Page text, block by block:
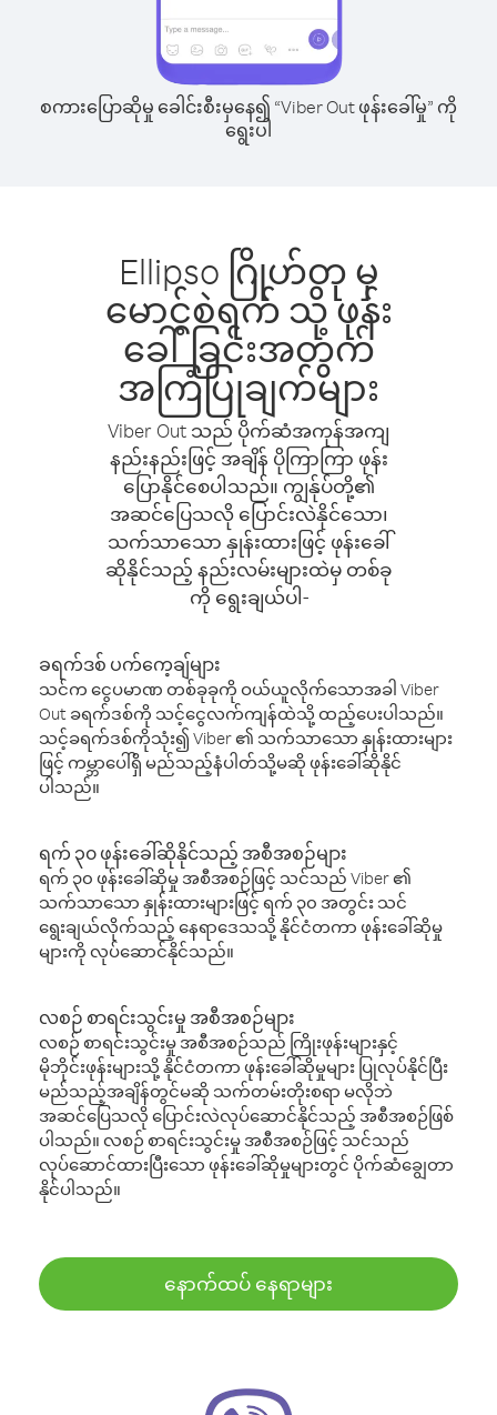
စကားပြောဆိုမှု ခေါင်းစီးမှနေ၍ “Viber Out ဖုန်းခေါ်မှု” ကို
ရွေးပါ
Ellipso ဂြိုဟ်တု မှ
မောင့်စဲရက် သို့ ဖုန်း
ခေါ်ခြင်းအတွက်
အကြံပြုချက်များ
Viber Out သည် ပိုက်ဆံအကုန်အကျ
နည်းနည်းဖြင့် အချိန် ပိုကြာကြာ ဖုန်း
ပြောနိုင်စေပါသည်။ ကျွန်ုပ်တို့၏
အဆင်ပြေသလို ပြောင်းလဲနိုင်သော၊
သက်သာသော နှုန်းထားဖြင့် ဖုန်းခေါ်
ဆိုနိုင်သည့် နည်းလမ်းများထဲမှ တစ်ခု
ကို ရွေးချယ်ပါ-
ခရက်ဒစ် ပက်ကေ့ချ်များ
သင်က ငွေပမာဏ တစ်ခုခုကို ဝယ်ယူလိုက်သောအခါ Viber
Out ခရက်ဒစ်ကို သင့်ငွေလက်ကျန်ထဲသို့ ထည့်ပေးပါသည်။
သင့်ခရက်ဒစ်ကိုသုံး၍ Viber ၏ သက်သာသော နှုန်းထားများ
ဖြင့် ကမ္ဘာပေါ်ရှိ မည်သည့်နံပါတ်သို့မဆို ဖုန်းခေါ်ဆိုနိုင်
ပါသည်။
ရက် ၃၀ ဖုန်းခေါ်ဆိုနိုင်သည့် အစီအစဉ်များ
ရက် ၃၀ ဖုန်းခေါ်ဆိုမှု အစီအစဉ်ဖြင့် သင်သည် Viber ၏
သက်သာသော နှုန်းထားများဖြင့် ရက် ၃၀ အတွင်း သင်
ရွေးချယ်လိုက်သည့် နေရာဒေသသို့ နိုင်ငံတကာ ဖုန်းခေါ်ဆိုမှု
များကို လုပ်ဆောင်နိုင်သည်။
လစဉ် စာရင်းသွင်းမှု အစီအစဉ်များ
လစဉ် စာရင်းသွင်းမှု အစီအစဉ်သည် ကြိုးဖုန်းများနှင့်
မိုဘိုင်းဖုန်းများသို့ နိုင်ငံတကာ ဖုန်းခေါ်ဆိုမှုများ ပြုလုပ်နိုင်ပြီး
မည်သည့်အချိန်တွင်မဆို သက်တမ်းတိုးစရာ မလိုဘဲ
အဆင်ပြေသလို ပြောင်းလဲလုပ်ဆောင်နိုင်သည့် အစီအစဉ်ဖြစ်
ပါသည်။ လစဉ် စာရင်းသွင်းမှု အစီအစဉ်ဖြင့် သင်သည်
လုပ်ဆောင်ထားပြီးသော ဖုန်းခေါ်ဆိုမှုများတွင် ပိုက်ဆံချွေတာ
နိုင်ပါသည်။
နောက်ထပ် နေရာများ